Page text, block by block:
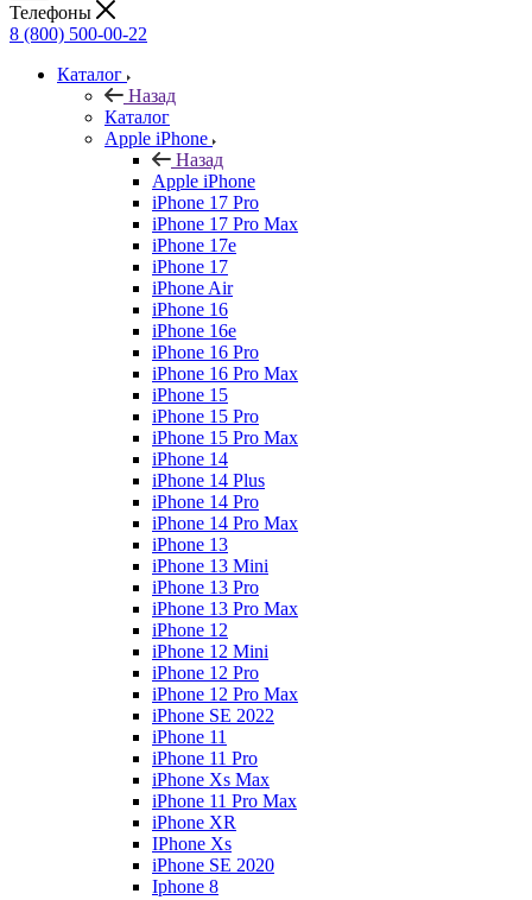
Телефоны
8 (800) 500-00-22
Каталог
Назад
Каталог
Apple iPhone
Назад
Apple iPhone
iPhone 17 Pro
iPhone 17 Pro Max
iPhone 17e
iPhone 17
iPhone Air
iPhone 16
iPhone 16e
iPhone 16 Pro
iPhone 16 Pro Max
iPhone 15
iPhone 15 Pro
iPhone 15 Pro Max
iPhone 14
iPhone 14 Plus
iPhone 14 Pro
iPhone 14 Pro Max
iPhone 13
iPhone 13 Mini
iPhone 13 Pro
iPhone 13 Pro Max
iPhone 12
iPhone 12 Mini
iPhone 12 Pro
iPhone 12 Pro Max
iPhone SE 2022
iPhone 11
iPhone 11 Pro
iPhone Xs Max
iPhone 11 Pro Max
iPhone XR
IPhone Xs
iPhone SE 2020
Iphone 8